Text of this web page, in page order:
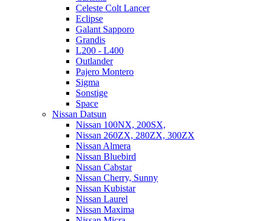
Celeste Colt Lancer
Eclipse
Galant Sapporo
Grandis
L200 - L400
Outlander
Pajero Montero
Sigma
Sonstige
Space
Nissan Datsun
Nissan 100NX, 200SX,
Nissan 260ZX, 280ZX, 300ZX
Nissan Almera
Nissan Bluebird
Nissan Cabstar
Nissan Cherry, Sunny
Nissan Kubistar
Nissan Laurel
Nissan Maxima